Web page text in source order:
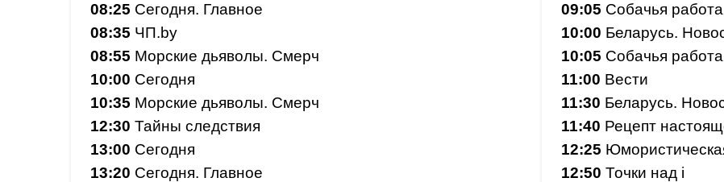
08:25 Сегодня. Главное
08:35 ЧП.by
08:55 Морские дьяволы. Смерч
10:00 Сегодня
10:35 Морские дьяволы. Смерч
12:30 Тайны следствия
13:00 Сегодня
13:20 Сегодня. Главное
09:05 Собачья работа
10:00 Беларусь.
10:05 Собачья работа
11:00 Вести
11:30 Беларусь.
11:40 Рецепт
12:25
12:50 Точки над і